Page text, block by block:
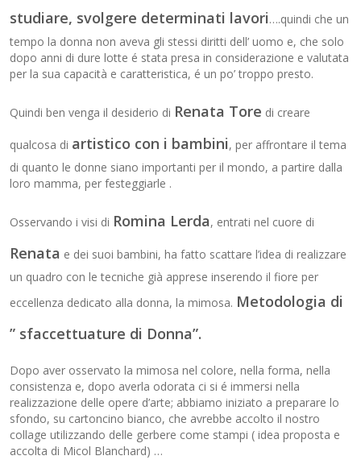
studiare, svolgere determinati lavori….quindi che un
tempo la donna non aveva gli stessi diritti dell’ uomo e, che solo
dopo anni di dure lotte é stata presa in considerazione e valutata
per la sua capacità e caratteristica, é un po’ troppo presto.
Quindi ben venga il desiderio di Renata Tore di creare
qualcosa di artistico con i bambini, per affrontare il tema
di quanto le donne siano importanti per il mondo, a partire dalla
loro mamma, per festeggiarle .
Osservando i visi di Romina Lerda, entrati nel cuore di
Renata e dei suoi bambini, ha fatto scattare l’idea di realizzare
un quadro con le tecniche già apprese inserendo il fiore per
eccellenza dedicato alla donna, la mimosa. Metodologia di
” sfaccettuature di Donna”.
Dopo aver osservato la mimosa nel colore, nella forma, nella
consistenza e, dopo averla odorata ci si é immersi nella
realizzazione delle opere d’arte; abbiamo iniziato a preparare lo
sfondo, su cartoncino bianco, che avrebbe accolto il nostro
collage utilizzando delle gerbere come stampi ( idea proposta e
accolta di Micol Blanchard) …